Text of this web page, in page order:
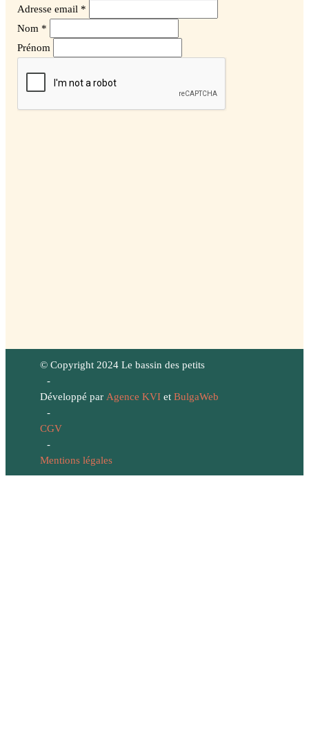
Adresse email *
Nom *
Prénom
© Copyright 2024 Le bassin des petits
-
Développé par Agence KVIet BulgaWeb
-
CGV
-
Mentions légales